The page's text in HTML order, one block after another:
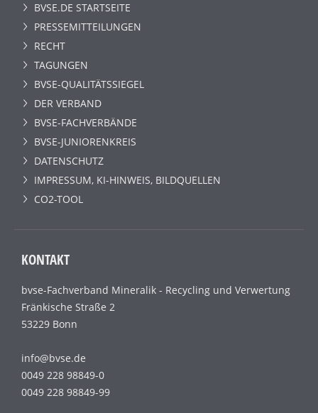
BVSE.DE STARTSEITE
PRESSEMITTEILUNGEN
RECHT
TAGUNGEN
BVSE-QUALITÄTSSIEGEL
DER VERBAND
BVSE-FACHVERBÄNDE
BVSE-JUNIORENKREIS
DATENSCHUTZ
IMPRESSUM, KI-HINWEIS, BILDQUELLEN
CO2-TOOL
KONTAKT
bvse-Fachverband Mineralik - Recycling und Verwertung
Fränkische Straße 2
53229 Bonn
info@bvse.de
0049 228 98849-0
0049 228 98849-99